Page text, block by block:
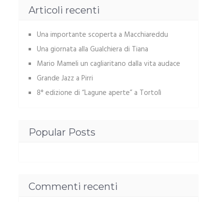
Articoli recenti
Una importante scoperta a Macchiareddu
Una giornata alla Gualchiera di Tiana
Mario Mameli un cagliaritano dalla vita audace
Grande Jazz a Pirri
8° edizione di “Lagune aperte” a Tortolì
Popular Posts
Commenti recenti